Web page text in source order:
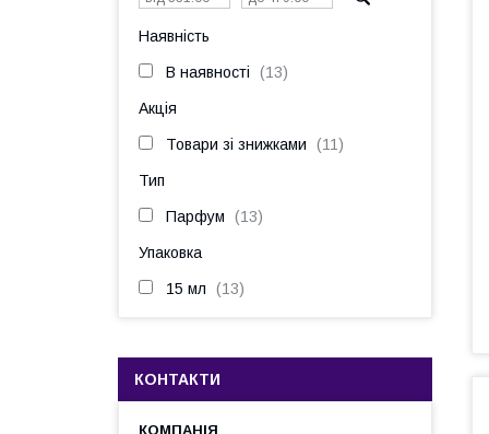
Наявність
В наявності 13
Акція
Товари зі знижками 11
Тип
Парфум 13
Упаковка
15 мл 13
КОНТАКТИ